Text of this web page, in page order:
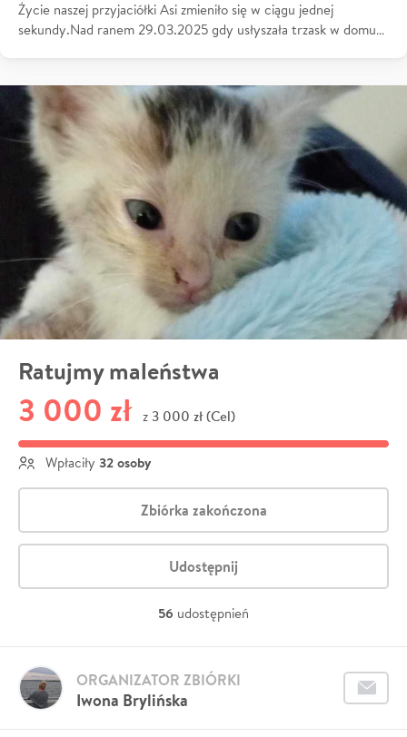
Życie naszej przyjaciółki Asi zmieniło się w ciągu jednej
sekundy.Nad ranem 29.03.2025 gdy usłyszała trzask w domu…
Ratujmy maleństwa
3 000 zł z 3 000 zł (Cel)
Wpłaciły 32 osoby
Zbiórka zakończona
Udostępnij
56 udostępnień
Iwona Brylińska
ORGANIZATOR ZBIÓRKI